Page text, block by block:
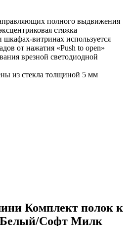
полного выдвижения
стяжка
витринах используется
от нажатия «Push to open»
врезной светодиодной
из стекла толщиной 5 мм
Комплект полок к
Белый/Софт Милк